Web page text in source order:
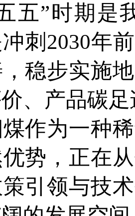
”时期是我
刺2030年
稳步实施
、产品碳
为一种稀
势，正在
引领与技